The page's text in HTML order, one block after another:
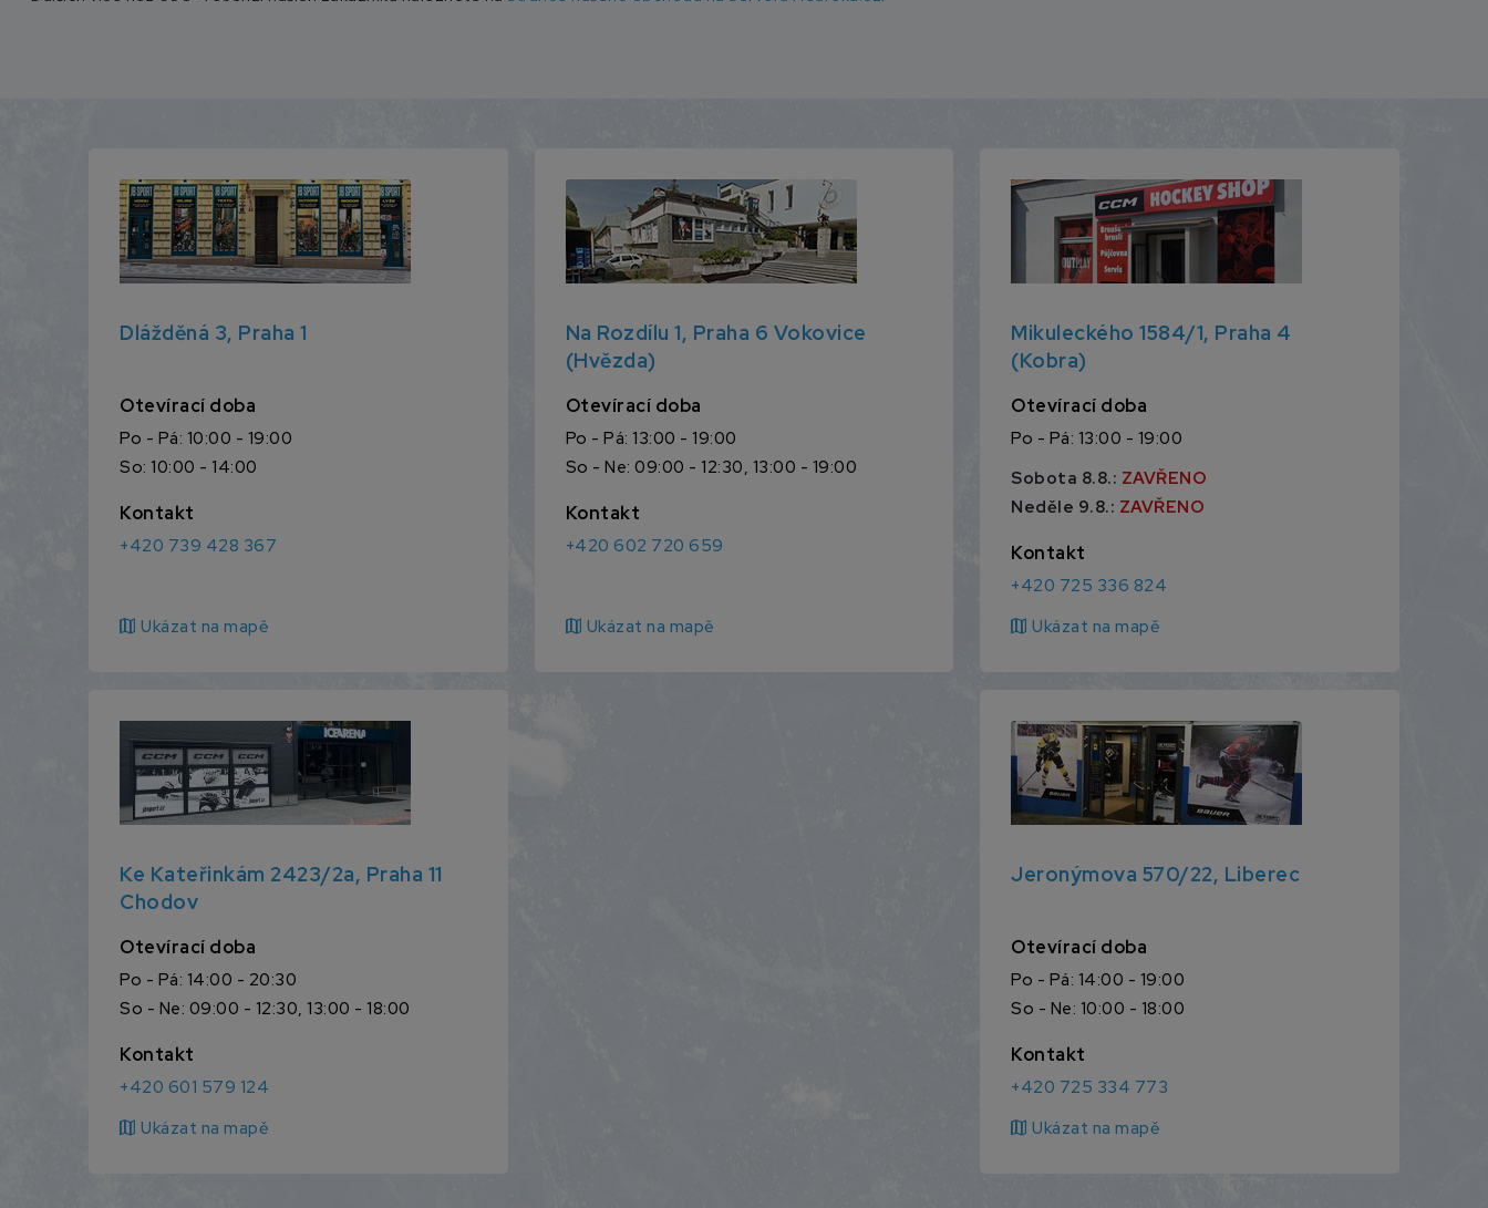
Dlážděná 3, Praha 1
Otevírací doba
Po - Pá: 10:00 - 19:00
So: 10:00 - 14:00
Kontakt
+420 739 428 367
map Ukázat na mapě
Na Rozdílu 1, Praha 6 Vokovice
(Hvězda)
Otevírací doba
Po - Pá: 13:00 - 19:00
So - Ne: 09:00 - 12:30, 13:00 - 19:00
Kontakt
+420 602 720 659
map Ukázat na mapě
Mikuleckého 1584/1, Praha 4
(Kobra)
Otevírací doba
Po - Pá: 13:00 - 19:00
Sobota 8.8.: ZAVŘENO
Neděle 9.8.: ZAVŘENO
Kontakt
+420 725 336 824
map Ukázat na mapě
Ke Kateřinkám 2423/2a, Praha 11
Chodov
Otevírací doba
Po - Pá: 14:00 - 20:30
So - Ne: 09:00 - 12:30, 13:00 - 18:00
Kontakt
+420 601 579 124
map Ukázat na mapě
Jeronýmova 570/22, Liberec
Otevírací doba
Po - Pá: 14:00 - 19:00
So - Ne: 10:00 - 18:00
Kontakt
+420 725 334 773
map Ukázat na mapě